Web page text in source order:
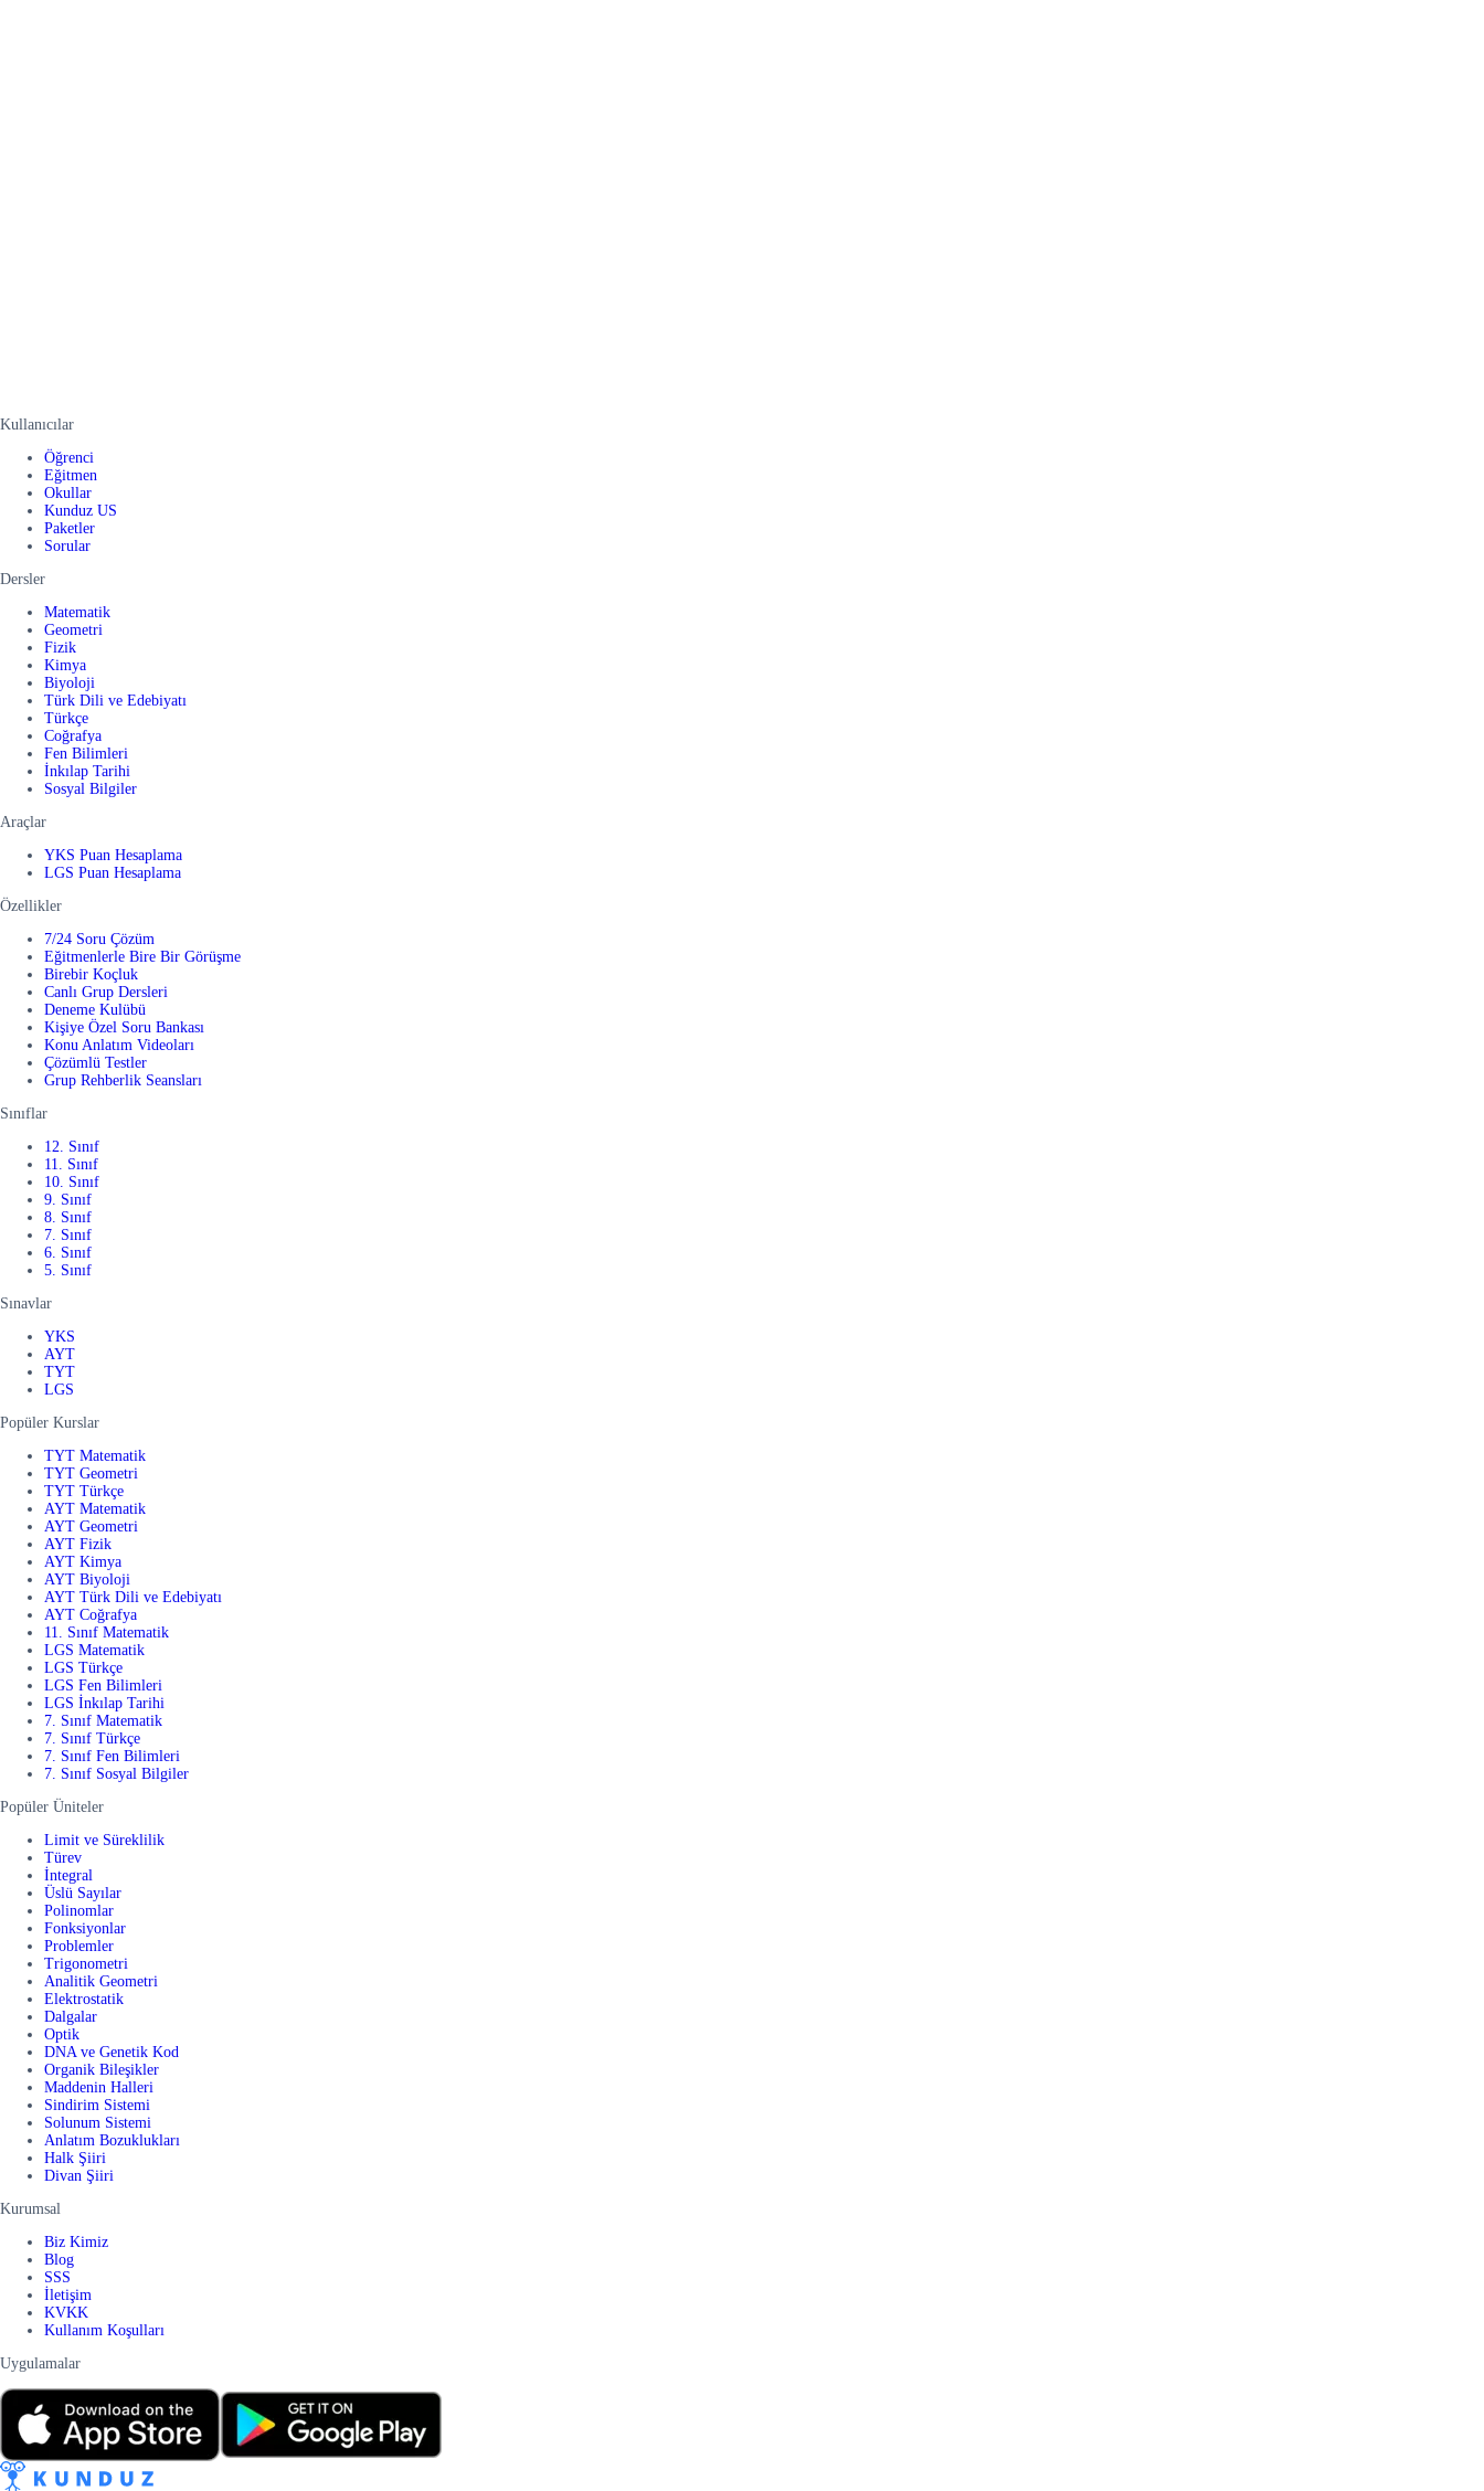
Kullanıcılar
Öğrenci
Eğitmen
Okullar
Kunduz US
Paketler
Sorular
Dersler
Matematik
Geometri
Fizik
Kimya
Biyoloji
Türk Dili ve Edebiyatı
Türkçe
Coğrafya
Fen Bilimleri
İnkılap Tarihi
Sosyal Bilgiler
Araçlar
YKS Puan Hesaplama
LGS Puan Hesaplama
Özellikler
7/24 Soru Çözüm
Eğitmenlerle Bire Bir Görüşme
Birebir Koçluk
Canlı Grup Dersleri
Deneme Kulübü
Kişiye Özel Soru Bankası
Konu Anlatım Videoları
Çözümlü Testler
Grup Rehberlik Seansları
Sınıflar
12. Sınıf
11. Sınıf
10. Sınıf
9. Sınıf
8. Sınıf
7. Sınıf
6. Sınıf
5. Sınıf
Sınavlar
YKS
AYT
TYT
LGS
Popüler Kurslar
TYT Matematik
TYT Geometri
TYT Türkçe
AYT Matematik
AYT Geometri
AYT Fizik
AYT Kimya
AYT Biyoloji
AYT Türk Dili ve Edebiyatı
AYT Coğrafya
11. Sınıf Matematik
LGS Matematik
LGS Türkçe
LGS Fen Bilimleri
LGS İnkılap Tarihi
7. Sınıf Matematik
7. Sınıf Türkçe
7. Sınıf Fen Bilimleri
7. Sınıf Sosyal Bilgiler
Popüler Üniteler
Limit ve Süreklilik
Türev
İntegral
Üslü Sayılar
Polinomlar
Fonksiyonlar
Problemler
Trigonometri
Analitik Geometri
Elektrostatik
Dalgalar
Optik
DNA ve Genetik Kod
Organik Bileşikler
Maddenin Halleri
Sindirim Sistemi
Solunum Sistemi
Anlatım Bozuklukları
Halk Şiiri
Divan Şiiri
Kurumsal
Biz Kimiz
Blog
SSS
İletişim
KVKK
Kullanım Koşulları
Uygulamalar